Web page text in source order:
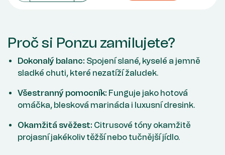
Proč si Ponzu zamilujete?
Dokonalý balanc: Spojení slané, kyselé a jemně
sladké chuti, které nezatíží žaludek.
Všestranný pomocník: Funguje jako hotová
omáčka, blesková marináda i luxusní dresink.
Okamžitá svěžest: Citrusové tóny okamžitě
projasní jakékoliv těžší nebo tučnější jídlo.